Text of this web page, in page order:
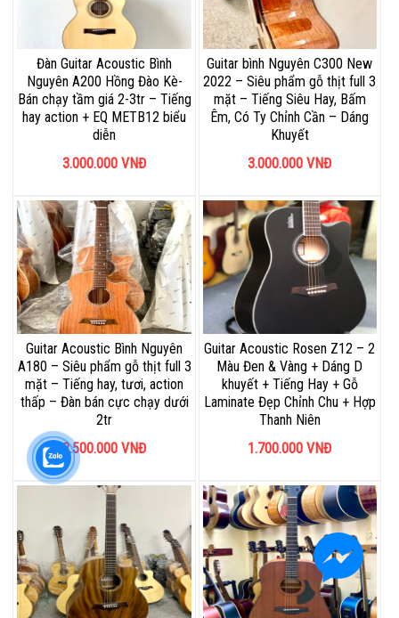
Đàn Guitar Acoustic Bình
Nguyên A200 Hồng Đào Kè-
Bán chạy tầm giá 2-3tr – Tiếng
hay action + EQ METB12 biểu
diễn
3.000.000 VNĐ
Guitar bình Nguyên C300 New
2022 – Siêu phẩm gỗ thịt full 3
mặt – Tiếng Siêu Hay, Bấm
Êm, Có Ty Chỉnh Cần – Dáng
Khuyết
3.000.000 VNĐ
Guitar Acoustic Bình Nguyên
A180 – Siêu phẩm gỗ thịt full 3
mặt – Tiếng hay, tươi, action
thấp – Đàn bán cực chạy dưới
2tr
2.500.000 VNĐ
Guitar Acoustic Rosen Z12 – 2
Màu Đen & Vàng + Dáng D
khuyết + Tiếng Hay + Gỗ
Laminate Đẹp Chỉnh Chu + Hợp
Thanh Niên
1.700.000 VNĐ